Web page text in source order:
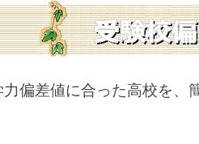
力偏差値に合った高校を、